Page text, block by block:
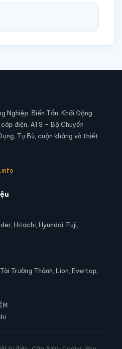
Nghiệp, Biến Tần, Khởi Động
điện, ATS – Bộ Chuyển
Tụ Bù, cuộn kháng và thiết
Hitachi, Hyundai, Fuji,
Trường Thành, Lion, Evertop,